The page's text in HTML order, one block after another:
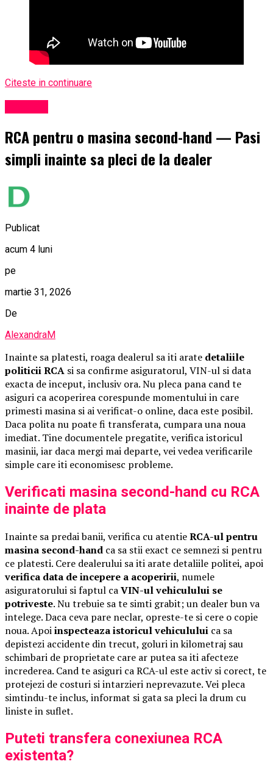
Citeste in continuare
RCA pentru o masina second-hand — Pasi
simpli inainte sa pleci de la dealer
Publicat
acum 4 luni
pe
martie 31, 2026
De
AlexandraM
Inainte sa platesti, roaga dealerul sa iti arate detaliile
politicii RCA si sa confirme asiguratorul, VIN-ul si data
exacta de inceput, inclusiv ora. Nu pleca pana cand te
asiguri ca acoperirea corespunde momentului in care
primesti masina si ai verificat-o online, daca este posibil.
Daca polita nu poate fi transferata, cumpara una noua
imediat. Tine documentele pregatite, verifica istoricul
masinii, iar daca mergi mai departe, vei vedea verificarile
simple care iti economisesc probleme.
Verificati masina second-hand cu RCA
inainte de plata
Inainte sa predai banii, verifica cu atentieRCA-ul pentru
masina second-hand ca sa stii exact ce semnezi si pentru
ce platesti. Cere dealerului sa iti arate detaliile politei, apoi
verifica data de incepere a acoperirii, numele
asiguratorului si faptul caVIN-ul vehiculului se
potriveste. Nu trebuie sa te simti grabit; un dealer bun va
intelege. Daca ceva pare neclar, opreste-te si cere o copie
noua. Apoiinspecteaza istoricul vehiculului ca sa
depistezi accidente din trecut, goluri in kilometraj sau
schimbari de proprietate care ar putea sa iti afecteze
increderea. Cand te asiguri ca RCA-ul este activ si corect, te
protejezi de costuri si intarzieri neprevazute. Vei pleca
simtindu-te inclus, informat si gata sa pleci la drum cu
liniste in suflet.
Puteti transfera conexiunea RCA
existenta?